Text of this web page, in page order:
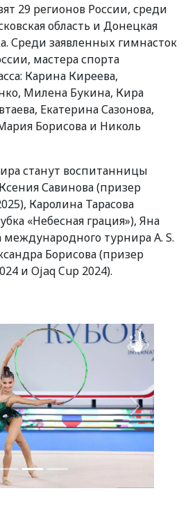
29 регионов России, среди
область и Донецкая
Среди заявленных гимнасток
мастера спорта
Карина Киреева,
Милена Букина, Кира
Екатерина Сазонова,
Борисова и Николь
станут воспитанницы
Савинова (призер
Каролина Тарасова
«Небесная грация»), Яна
турнира A. S.
Борисова (призер
и Ojaq Cup 2024).
Вперед